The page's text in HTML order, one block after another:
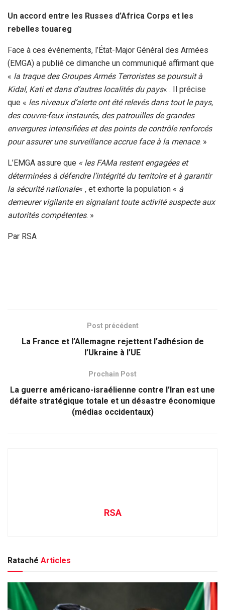
Un accord entre les Russes d’Africa Corps et les
rebelles touareg
Face à ces événements, l’État-Major Général des Armées
(EMGA) a publié ce dimanche un communiqué affirmant que
« la traque des Groupes Armés Terroristes se poursuit à
Kidal, Kati et dans d’autres localités du pays« . Il précise
que « les niveaux d’alerte ont été relevés dans tout le pays,
des couvre-feux instaurés, des patrouilles de grandes
envergures intensifiées et des points de contrôle renforcés
pour assurer une surveillance accrue face à la menace. »
L’EMGA assure que « les FAMa restent engagées et
déterminées à défendre l’intégrité du territoire et à garantir
la sécurité nationale« , et exhorte la population « à
demeurer vigilante en signalant toute activité suspecte aux
autorités compétentes. »
Par RSA
Post précédent
La France et l’Allemagne rejettent l’adhésion de
l’Ukraine à l’UE
Prochain Post
La guerre américano-israélienne contre l’Iran est une
défaite stratégique totale et un désastre économique
(médias occidentaux)
RSA
Rataché Articles